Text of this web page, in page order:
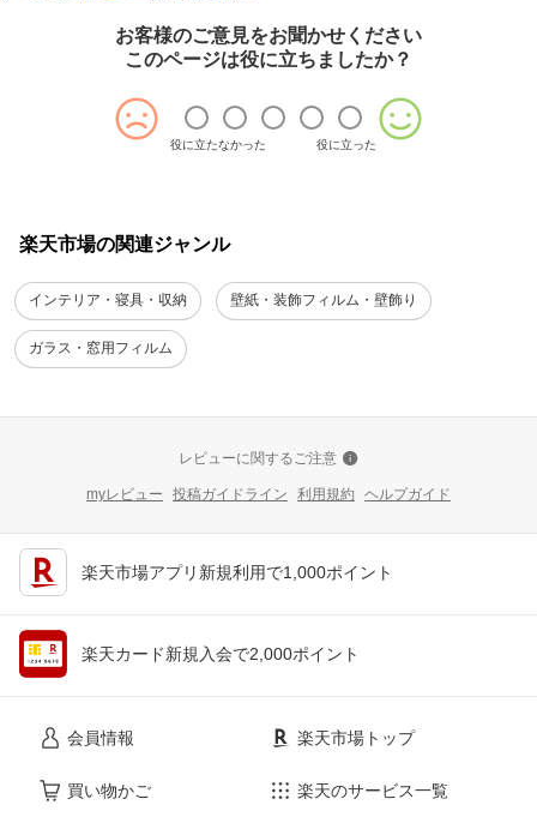
お客様のご意見をお聞かせください
このページは役に立ちましたか？
役に立たなかった 役に立った
楽天市場の関連ジャンル
インテリア・寝具・収納 壁紙・装飾フィルム・壁飾り
ガラス・窓用フィルム
レビューに関するご注意
myレビュー 投稿ガイドライン 利用規約 ヘルプガイド
楽天市場アプリ新規利用で1,000ポイント
楽天カード新規入会で2,000ポイント
会員情報
買い物かご
楽天市場トップ
楽天のサービス一覧